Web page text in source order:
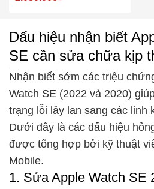
Dấu hiệu nhận biết
SE cần sửa chữa kịp
Nhận biết sớm các triệu
Watch SE (2022 và 2020)
trạng lỗi lây lan sang các linh
Dưới đây là các dấu hiệu
được tổng hợp bởi kỹ thuật
Mobile.
1. Sửa Apple Watch SE